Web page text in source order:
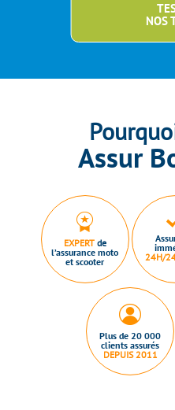
NOS
Assur
EXPERTde
l’assurance moto
et scooter
24H/
Plus de 20 000
clients assurés
DEPUIS 2011